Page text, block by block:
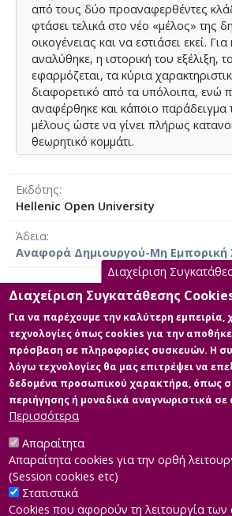
από τους δύο προαναφερθέντες
φτάσει τελικά στο νέο «μέλος» της
οικογένειας και να εστιάσει εκεί.
αναλύθηκε, η ιστορική του εξέλιξη,
εφαρμόζεται, τα κύρια
διαφορετικό από τα υπόλοιπα, ενώ
αναφέρθηκε και κάποιο παράδειγμα
μέλους ώστε να γίνει πλήρως
θεωρητικό κομμάτι.
τη θεωρητική προσέγγιση της
μεταπηδήσαμε στο ερευνητικό
Προγνωστικής Δημοσιογραφίας αλλά
ανάγκες εκπαίδευσης που
συγκεκριμένο κλάδο, όπου έγινε
πανεπιστημιακές σχολές Μέσων
Ενημέρωσης που υπάρχουν στην
αυτές μέσω των μαθημάτων τους,
εξάγουν τους νέους «εν δυνάμει»
της χώρας.
Εκδότης
Hellenic Open University
Άδεια
Αναφορά Δημιουργού-Μη Εμπορική
Κύρια Αρχεία Διατριβής
Προγνωστική
Τρέχουσα κατάσταση και
εκπαίδευσης
Περιγραφή: ΔΙΠΛΩΜΑΤΙΚΗ
Διαχείριση
Διαχείριση Συγκατάθεσης
Για να παρέχουμε την καλύτερη εμπειρία,
τεχνολογίες όπως cookies για την
πρόσβαση σε πληροφορίες συσκευών. Η
λόγω τεχνολογίες θα μας επιτρέψει να
δεδομένα προσωπικού χαρακτήρα, όπως
περιήγησης ή μοναδικά αναγνωριστικά
Περισσότερα
Απαραίτητα
Απαραίτητα cookies για την ορθή
(Session cookies etc)
Στατιστικά
Cookies που αφορούν τη λειτουργία των